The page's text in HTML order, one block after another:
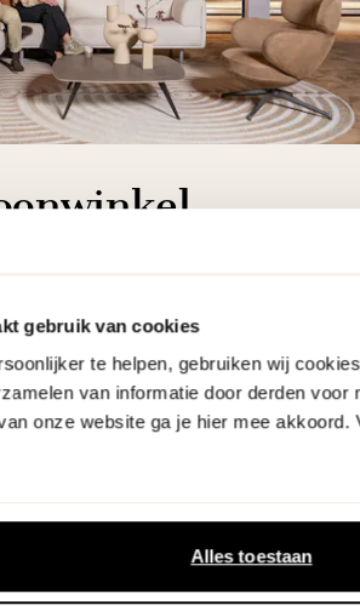
gebruik van cookies
te helpen, gebruiken wij
van informatie door derden voor
onze website ga je hier mee akkoord.
Alles toestaan
tv!
programma vtwonen
op je huis' niet? We
liefde de mooiste woon-,
materialen en kleuren!